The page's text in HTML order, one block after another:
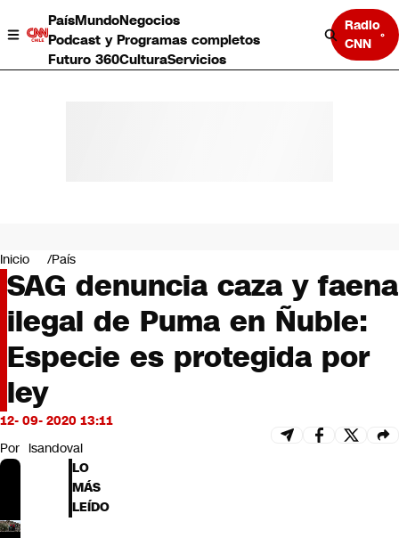
PaísMundoNegocios
Podcast y Programas completos
Futuro 360CulturaServicios
Radio
CNN
Negocios
Deportes
Programas completos
Cultura
Servicios
Bits
CNN Data
CNN tiempo
Futuro 360
Inicio País
SAG denuncia caza y faena
ilegal de Puma en Ñuble:
Especie es protegida por
ley
12- 09- 2020 13:11
Por lsandoval
LO
MÁS
LEÍDO